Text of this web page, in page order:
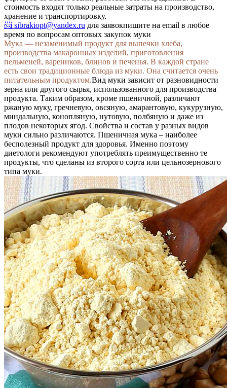
стоимость входят только реальные затраты на производство,
хранение и транспортировку.
📨 sibrakiopt@yandex.ru для заявокпишите на email в любое
время по вопросам оптовых закупок муки
Мука — незаменимый продукт для выпечки хлеба,
производства макаронных изделий, приготовления
пельменей, вареников, блинов и печенья. В каждой стране
есть свои традиционные блюда из муки. Она считается очень
питательным продуктом.Вид муки зависит от разновидности
зерна или другого сырья, использованного для производства
продукта. Таким образом, кроме пшеничной, различают
ржаную муку, гречневую, овсяную, амарантовую, кукурузную,
миндальную, конопляную, нутовую, полбяную и даже из
плодов некоторых ягод. Свойства и состав у разных видов
муки сильно различаются. Пшеничная мука – наиболее
бесполезный продукт для здоровья. Именно поэтому
диетологи рекомендуют употреблять преимущественно те
продукты, что сделаны из второго сорта или цельнозернового
типа муки.